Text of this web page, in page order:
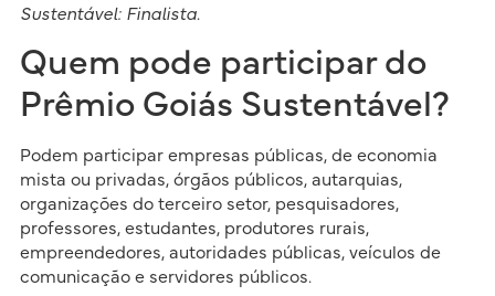
Sustentável: Finalista.
Quem pode participar do
Prêmio Goiás Sustentável?
Podem participar empresas públicas, de economia
mista ou privadas, órgãos públicos, autarquias,
organizações do terceiro setor, pesquisadores,
professores, estudantes, produtores rurais,
empreendedores, autoridades públicas, veículos de
comunicação e servidores públicos.